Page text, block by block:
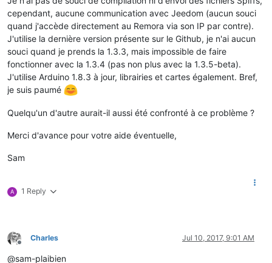
cependant, aucune communication avec Jeedom (aucun souci
quand j'accède directement au Remora via son IP par contre).
J'utilise la dernière version présente sur le Github, je n'ai aucun
souci quand je prends la 1.3.3, mais impossible de faire
fonctionner avec la 1.3.4 (pas non plus avec la 1.3.5-beta).
J'utilise Arduino 1.8.3 à jour, librairies et cartes également. Bref,
je suis paumé
Quelqu'un d'autre aurait-il aussi été confronté à ce problème ?
Merci d'avance pour votre aide éventuelle,
Sam
A 1 Reply
Offline
Charles Jul 10, 2017, 9:01 AM
@sam-plaibien